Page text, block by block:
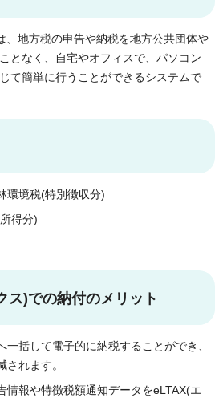
、地方税の申告や納税を地方公共団体や
となく、自宅やオフィスで、パソコン
て簡単に行うことができるシステムで
環境税(特別徴収分)
得分)
ス)での納付のメリット
一括して電子的に納税することができ、
されます。
情報や特徴税額通知データをeLTAX(エ